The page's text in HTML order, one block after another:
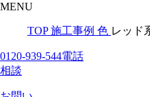
MENU
TOP 施工事例 色 レッド
0120-939-544電話
相談